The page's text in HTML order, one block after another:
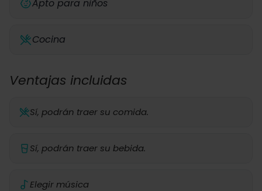
Apto para niños
Cocina
Ventajas incluidas
Sí, podrán traer su comida.
Sí, podrán traer su bebida.
Elegir música